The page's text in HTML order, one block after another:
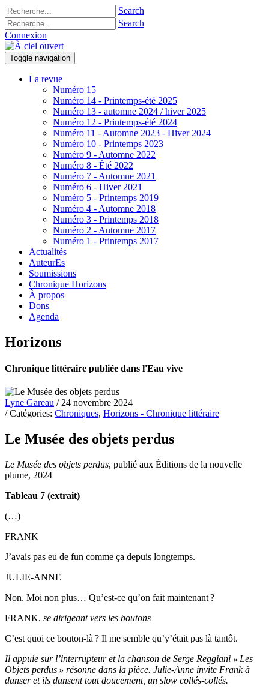
Search
Search
Connexion
Toggle navigation
La revue
Numéro 15
Numéro 14 - Printemps-été 2025
Numéro 13 - automne 2024 / hiver 2025
Numéro 12 - Printemps-été 2024
Numéro 11 - Automne 2023 - Hiver 2024
Numéro 10 - Printemps 2023
Numéro 9 - Automne 2022
Numéro 8 - Été 2022
Numéro 7 - Automne 2021
Numéro 6 - Hiver 2021
Numéro 5 - Printemps 2019
Numéro 4 - Automne 2018
Numéro 3 - Printemps 2018
Numéro 2 - Automne 2017
Numéro 1 - Printemps 2017
Actualités
AuteurEs
Soumissions
Chronique Horizons
À propos
Dons
Agenda
Horizons
Chronique littéraire publiée dans l'Eau vive
Lyne Gareau / 24 novembre 2024
/ Catégories: Chroniques, Horizons - Chronique littéraire
Le Musée des objets perdus
Le Musée des objets perdus, publié aux Éditions de la nouvelle
plume, 2024
Tableau 7 (extrait)
(…)
FRANK
J’avais pas eu de fun comme ça depuis longtemps.
JULIE-ANNE
Non. Moi non plus… Qu’est-ce qu’on fait maintenant ?
FRANK, se dirigeant vers les boutons
C’est quoi ce bouton-là ? Il me semble qu’y’était pas là tantôt.
Il appuie sur l’interrupteur et la chanson de Serge Reggiani « Les
Objets perdus » résonne dans la pièce. Julie-Anne invite Frank à
danser et ils dansent tout doucement, un slow collés-collés.